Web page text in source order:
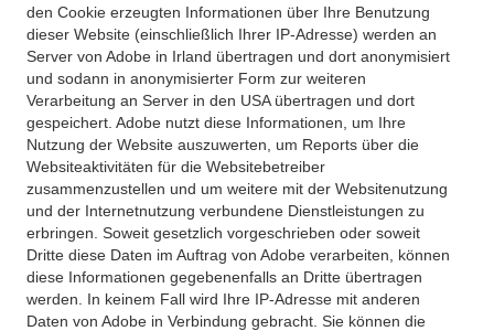
den Cookie erzeugten Informationen über Ihre Benutzung
dieser Website (einschließlich Ihrer IP-Adresse) werden an
Server von Adobe in Irland übertragen und dort anonymisiert
und sodann in anonymisierter Form zur weiteren
Verarbeitung an Server in den USA übertragen und dort
gespeichert. Adobe nutzt diese Informationen, um Ihre
Nutzung der Website auszuwerten, um Reports über die
Websiteaktivitäten für die Websitebetreiber
zusammenzustellen und um weitere mit der Websitenutzung
und der Internetnutzung verbundene Dienstleistungen zu
erbringen. Soweit gesetzlich vorgeschrieben oder soweit
Dritte diese Daten im Auftrag von Adobe verarbeiten, können
diese Informationen gegebenenfalls an Dritte übertragen
werden. In keinem Fall wird Ihre IP-Adresse mit anderen
Daten von Adobe in Verbindung gebracht. Sie können die